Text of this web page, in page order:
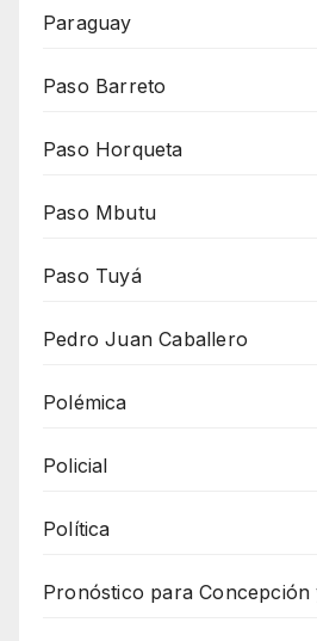
Paraguay
Paso Barreto
Paso Horqueta
Paso Mbutu
Paso Tuyá
Pedro Juan Caballero
Polémica
Policial
Política
Pronóstico para Concepción